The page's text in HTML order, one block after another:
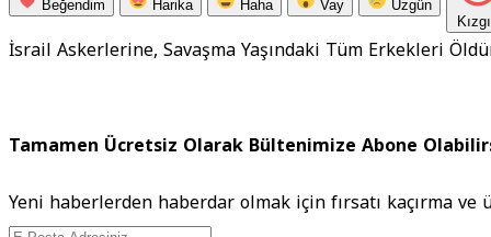
Beğendim Harika Haha Vay
Üzgün
İsrail Askerlerine, Savaşma Yaşındaki Tüm Erkekleri
Tamamen Ücretsiz Olarak Bültenimize Abone
Yeni haberlerden haberdar olmak için fırsatı kaçırma